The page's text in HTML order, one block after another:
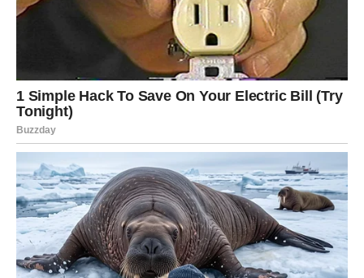
mogu biti vidljivi već nakon jednog
korištenja. Kosa će izgledati zdravije, sjajnije i punija.
Zbog bogatstva proteina, vitamina i minerala,kvasac
djeluje kao snažan stimulator rasta kose. Osim vanjske
primjene, kvasac se može konzumirati i iznutra, što
dodatno doprinosi jačanju kose. Mnogi ljudi primjećuju
poboljšanje u gustoći kose i smanjenje opadanja, što
može značajno utjecati na samopouzdanje.
Preporučena dnevna doza kvasca zajačanje koseiznosi
između 25 i 33 grama. Možete ga dodati u napitke ili
koristiti kao dodatak prehrani, ali je važno prelivati ga